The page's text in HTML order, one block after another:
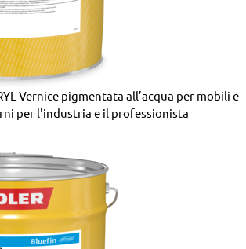
Vernice pigmentata all’acqua per mobili e
per l'industria e il professionista